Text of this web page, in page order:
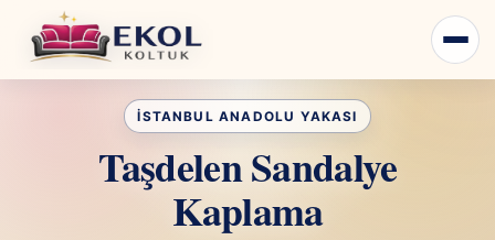
Taşdelen Sandalye
Kaplama